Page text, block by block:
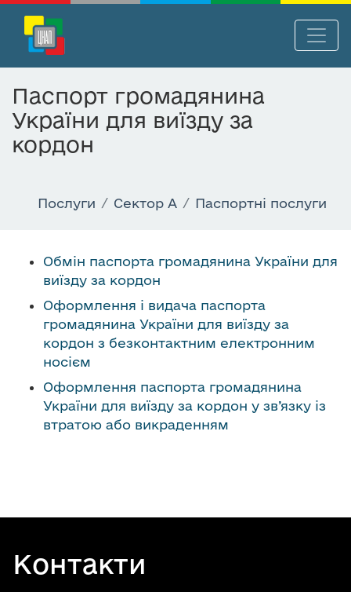
й
и
Послуги Сектор А Паспортні послуги
Паспорт громадянина
України для виїзду за
кордон
Обмін паспорта громадянина України для
виїзду за кордон
Оформлення і видача паспорта
громадянина України для виїзду за
кордон з безконтактним електронним
носієм
Оформлення паспорта громадянина
України для виїзду за кордон у зв’язку із
втратою або викраденням
Контакти